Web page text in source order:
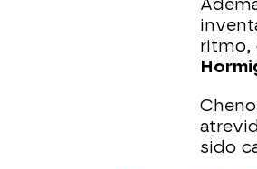
ritmo,
sido